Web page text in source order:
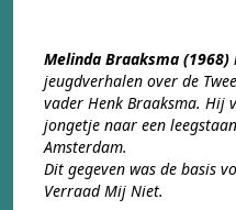
Melinda Braaksma (1968)
jeugdverhalen over de
vader Henk Braaksma. Hij
jongetje naar een
Amsterdam.
Dit gegeven was de basis
Verraad Mij Niet.